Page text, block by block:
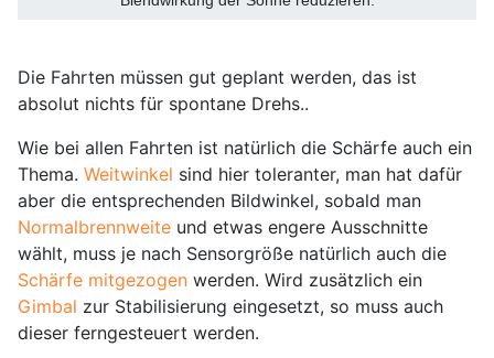
Die Fahrten müssen gut geplant werden, das ist
absolut nichts für spontane Drehs..
Wie bei allen Fahrten ist natürlich die Schärfe auch ein
Thema. Weitwinkel sind hier toleranter, man hat dafür
aber die entsprechenden Bildwinkel, sobald man
Normalbrennweite und etwas engere Ausschnitte
wählt, muss je nach Sensorgröße natürlich auch die
Schärfe mitgezogen werden. Wird zusätzlich ein
Gimbal zur Stabilisierung eingesetzt, so muss auch
dieser ferngesteuert werden.